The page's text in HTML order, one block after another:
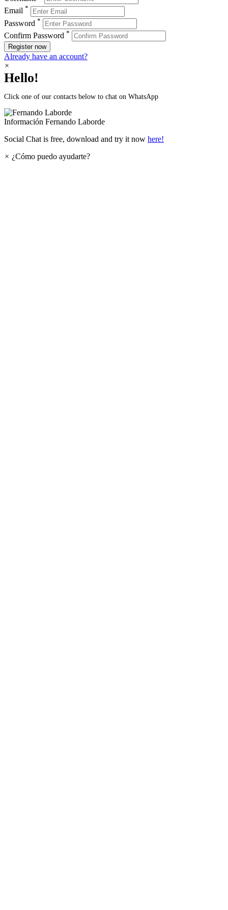
Email *
Password *
Confirm Password *
Register now
Already have an account?
×
Hello!
Click one of our contacts below to chat on WhatsApp
Información Fernando Laborde
Social Chat is free, download and try it now here!
× ¿Cómo puedo ayudarte?